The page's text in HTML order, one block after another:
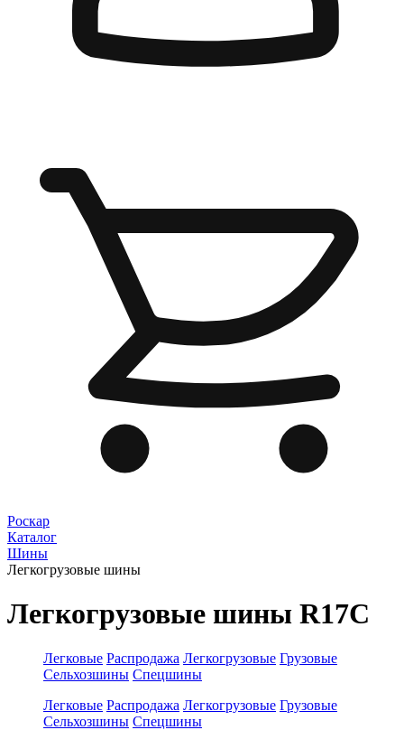
Роскар
Каталог
Шины
Легкогрузовые шины
Легкогрузовые шины R17C
Легковые Распродажа Легкогрузовые Грузовые
Сельхозшины Спецшины
Легковые Распродажа Легкогрузовые Грузовые
Сельхозшины Спецшины